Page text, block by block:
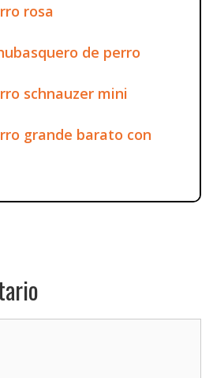
rosa
de perro
schnauzer mini
grande barato con